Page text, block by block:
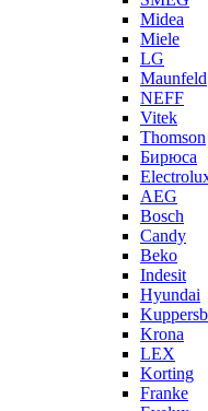
Midea
Miele
LG
Maunfeld
NEFF
Vitek
Thomson
Бирюса
AEG
Bosch
Candy
Beko
Indesit
Hyundai
Krona
LEX
Korting
Franke